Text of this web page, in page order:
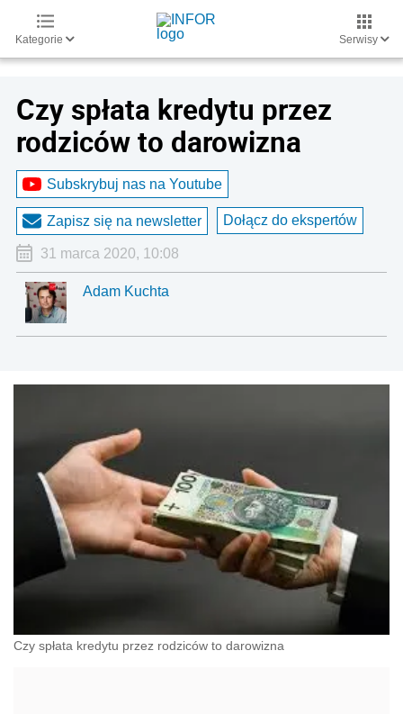
Kategorie Serwisy
Czy spłata kredytu przez
rodziców to darowizna
Subskrybuj nas na Youtube
Zapisz się na newsletter Dołącz do ekspertów
31 marca 2020, 10:08
Adam Kuchta
Czy spłata kredytu przez rodziców to darowizna